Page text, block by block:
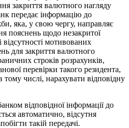
закриття валютного нагляду
передає інформацію до
яка, у свою чергу, направляє
пояснень щодо незакритої
відсутності мотивованих
для закриття валютного
строків розрахунків,
перевірки такого резидента,
тому числі, нарахувати відповідну
відповідної інформації до
автоматично, відсутня
такій передачі.